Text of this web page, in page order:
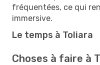
fréquentées, ce qui
immersive.
Le temps à Toliara
Choses à faire à